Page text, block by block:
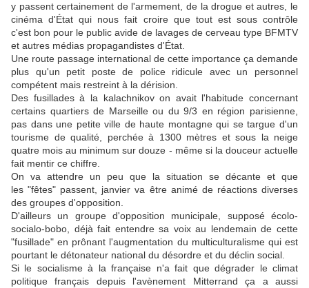
y passent certainement de l'armement, de la drogue et autres, le
cinéma d'État qui nous fait croire que tout est sous contrôle
c'est bon pour le public avide de lavages de cerveau type BFMTV
et autres médias propagandistes d'État.
Une route passage international de cette importance ça demande
plus qu'un petit poste de police ridicule avec un personnel
compétent mais restreint à la dérision.
Des fusillades à la kalachnikov on avait l'habitude concernant
certains quartiers de Marseille ou du 9/3 en région parisienne,
pas dans une petite ville de haute montagne qui se targue d'un
tourisme de qualité, perchée à 1300 mètres et sous la neige
quatre mois au minimum sur douze - même si la douceur actuelle
fait mentir ce chiffre.
On va attendre un peu que la situation se décante et que
les "fêtes" passent, janvier va être animé de réactions diverses
des groupes d'opposition.
D'ailleurs un groupe d'opposition municipale, supposé écolo-
socialo-bobo, déjà fait entendre sa voix au lendemain de cette
"fusillade" en prônant l'augmentation du multiculturalisme qui est
pourtant le détonateur national du désordre et du déclin social.
Si le socialisme à la française n'a fait que dégrader le climat
politique français depuis l'avènement Mitterrand ça a aussi